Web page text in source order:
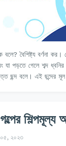
বর্ণনা কর। যে ছন্দের পর্ব অন্য ছন্দের
যা পড়তে গেলে শব্দ
ছন্দ বলে। এই ছন্দের
০৫, ২০২৩